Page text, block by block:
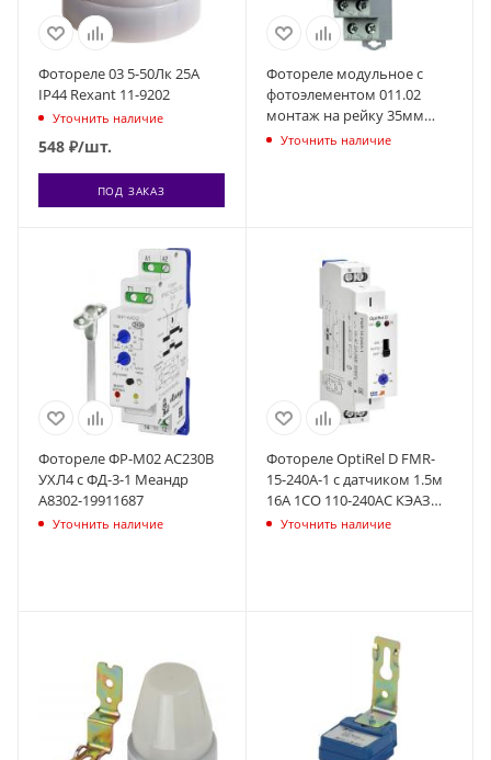
Фотореле 03 5-50Лк 25А
IP44 Rexant 11-9202
Уточнить наличие
548 ₽/шт.
ПОД ЗАКАЗ
Фотореле модульное с
фотоэлементом 011.02
монтаж на рейку 35мм
1NO 16А 230В AC 1…
Уточнить наличие
Фотореле ФР-М02 AC230B
УХЛ4 с ФД-3-1 Меандр
A8302-19911687
Уточнить наличие
Фотореле OptiRel D FMR-
15-240А-1 с датчиком 1.5м
16А 1СО 110-240АС КЭАЗ
332034
Уточнить наличие